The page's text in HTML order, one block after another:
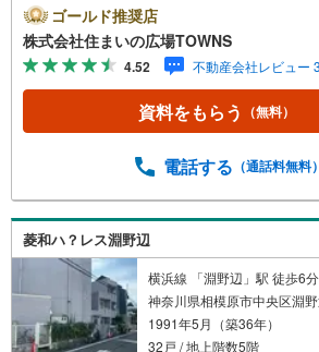
下さい。「室内・現地を見学する」
とご見学がスムーズです。■その他
ります。○住宅ローンのご相談○ライ
ション■住まいの広場TOWNSから
ッフが親身になってお客様に合っ
きます！ /他社様掲載物件も併せ
でのお越しも大歓迎です！
ゴールド推奨店
株式会社住まいの広場TOWNS
4.52 不動産会社レビュー
資料をもらう （無料）
電話する （通話料無料）
菱和ハ？レス淵野辺
横浜線 「淵野辺」駅 徒歩6分
神奈川県相模原市中央区淵
1991年5月（築36年）
32戸 / 地上階数5階